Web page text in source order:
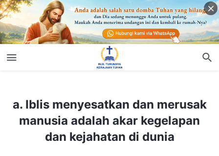
a. Iblis menyesatkan dan merusak
manusia adalah akar kegelapan
dan kejahatan di dunia